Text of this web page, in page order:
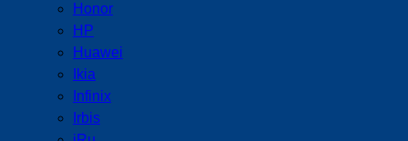
Honor
HP
Huawei
Ikia
Infinix
Irbis